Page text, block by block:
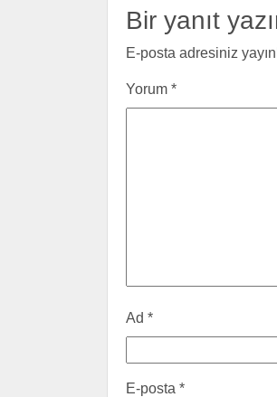
Bir yanıt
E-posta adresiniz
Yorum *
Ad *
E-posta *